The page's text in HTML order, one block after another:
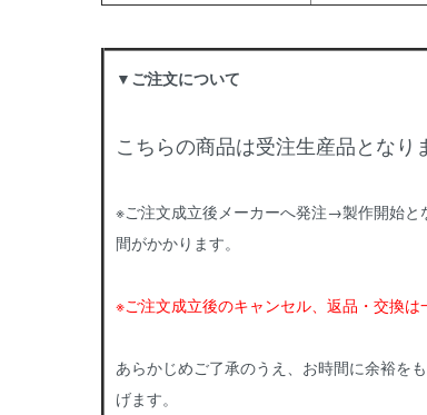
▼ご注文について
こちらの商品は受注生産品となり
※ご注文成立後メーカーへ発注→製作開始
間がかかります。
※ご注文成立後のキャンセル、返品・交換は
あらかじめご了承のうえ、お時間に余裕を
げます。